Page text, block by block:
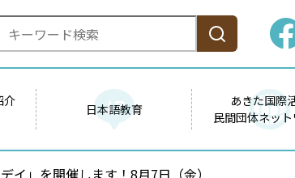
介
日本語教育
あきた国際
民間団体ネッ
イ」を開催します！8月7日（金）